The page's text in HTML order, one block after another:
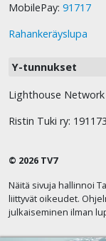
MobilePay: 91717
Rahankeräyslupa
Y-tunnukset
Lighthouse Network
Ristin Tuki ry:
© 2026 TV7
Näitä sivuja hallinnoi
liittyvät oikeudet.
julkaiseminen ilman